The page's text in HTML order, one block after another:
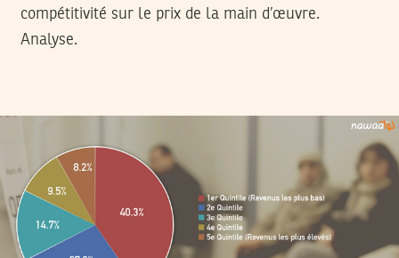
compétitivité sur le prix de la main d’œuvre.
Analyse.